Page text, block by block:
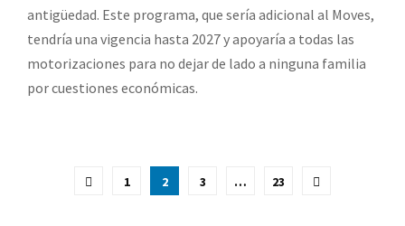
antigüedad. Este programa, que sería adicional al Moves,
tendría una vigencia hasta 2027 y apoyaría a todas las
motorizaciones para no dejar de lado a ninguna familia
por cuestiones económicas.
Paginación
1 2 3 … 23